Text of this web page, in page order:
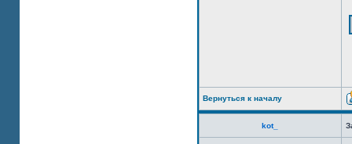
Вернуться к началу
kot_